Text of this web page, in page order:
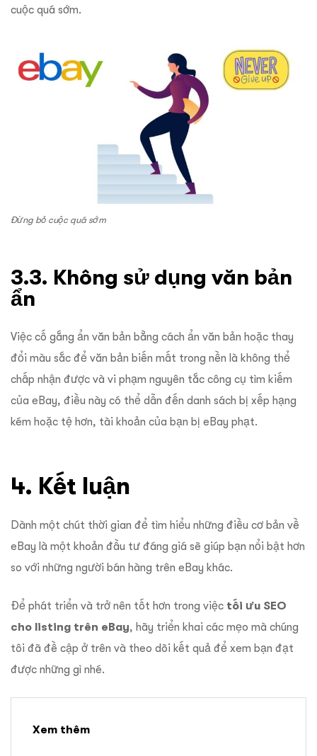
cuộc quá sớm.
Đừng bỏ cuộc quá sớm
3.3. Không sử dụng văn bản
ẩn
Việc cố gắng ẩn văn bản bằng cách ẩn văn bản hoặc thay
đổi màu sắc để văn bản biến mất trong nền là không thể
chấp nhận được và vi phạm nguyên tắc công cụ tìm kiếm
của eBay, điều này có thể dẫn đến danh sách bị xếp hạng
kém hoặc tệ hơn, tài khoản của bạn bị eBay phạt.
4. Kết luận
Dành một chút thời gian để tìm hiểu những điều cơ bản về
eBay là một khoản đầu tư đáng giá sẽ giúp bạn nổi bật hơn
so với những người bán hàng trên eBay khác.
Để phát triển và trở nên tốt hơn trong việc tối ưu SEO
cho listing trên eBay, hãy triển khai các mẹo mà chúng
tôi đã đề cập ở trên và theo dõi kết quả để xem bạn đạt
được những gì nhé.
Xem thêm